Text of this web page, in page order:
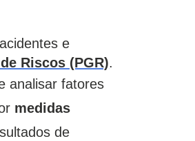
e
Riscos (PGR).
analisar fatores
medidas
de